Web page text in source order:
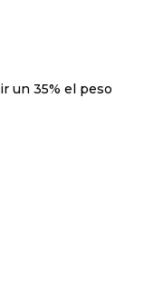
un 35% el peso